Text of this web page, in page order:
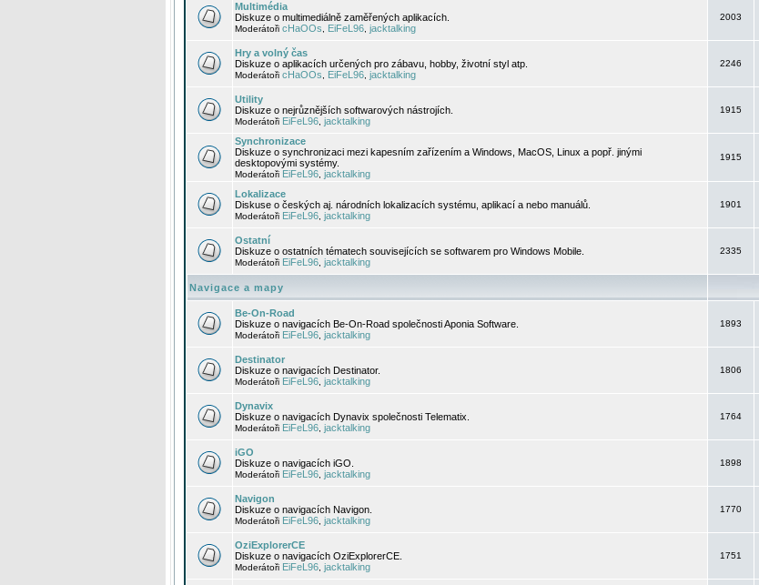
Multimédia
Diskuze o multimediálně zaměřených aplikacích.
Moderátoři cHaOOs EiFeL96 jacktalking
2003
Hry a volný čas
Diskuze o aplikacích určených pro zábavu, hobby, životní styl atp.
Moderátoři cHaOOs EiFeL96 jacktalking
2246
Utility
Diskuze o nejrůznějších softwarových nástrojích.
Moderátoři EiFeL96 jacktalking
1915
Synchronizace
Diskuze o synchronizaci mezi kapesním zařízením a Windows, MacOS, Linux a popř. jinými
desktopovými systémy.
Moderátoři EiFeL96 jacktalking
1915
Lokalizace
Diskuse o českých aj. národních lokalizacích systému, aplikací a nebo manuálů.
Moderátoři EiFeL96 jacktalking
1901
Ostatní
Diskuze o ostatních tématech souvisejících se softwarem pro Windows Mobile.
Moderátoři EiFeL96 jacktalking
2335
Navigace a mapy
Be-On-Road
Diskuze o navigacích Be-On-Road společnosti Aponia Software.
Moderátoři EiFeL96 jacktalking
1893
Destinator
Diskuze o navigacích Destinator.
Moderátoři EiFeL96 jacktalking
1806
Dynavix
Diskuze o navigacích Dynavix společnosti Telematix.
Moderátoři EiFeL96 jacktalking
1764
iGO
Diskuze o navigacích iGO.
Moderátoři EiFeL96 jacktalking
1898
Navigon
Diskuze o navigacích Navigon.
Moderátoři EiFeL96 jacktalking
1770
OziExplorerCE
Diskuze o navigacích OziExplorerCE.
Moderátoři EiFeL96 jacktalking
1751